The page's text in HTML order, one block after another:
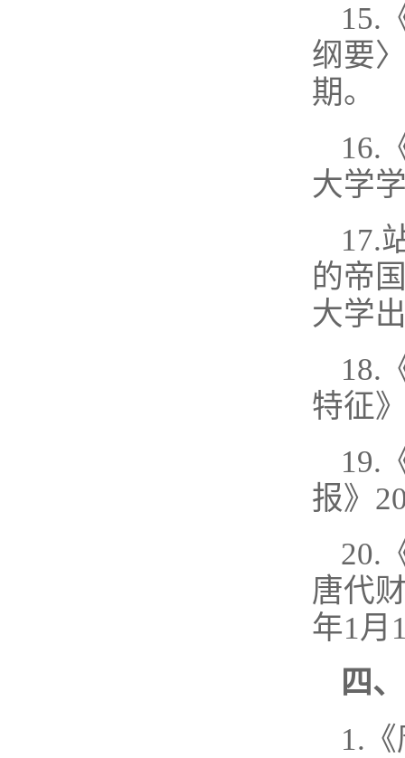
15.
纲要
期。
16.
大学
17.
的帝
大学
18.
特征
19.
报》
20.
唐代
年1月
四
1.